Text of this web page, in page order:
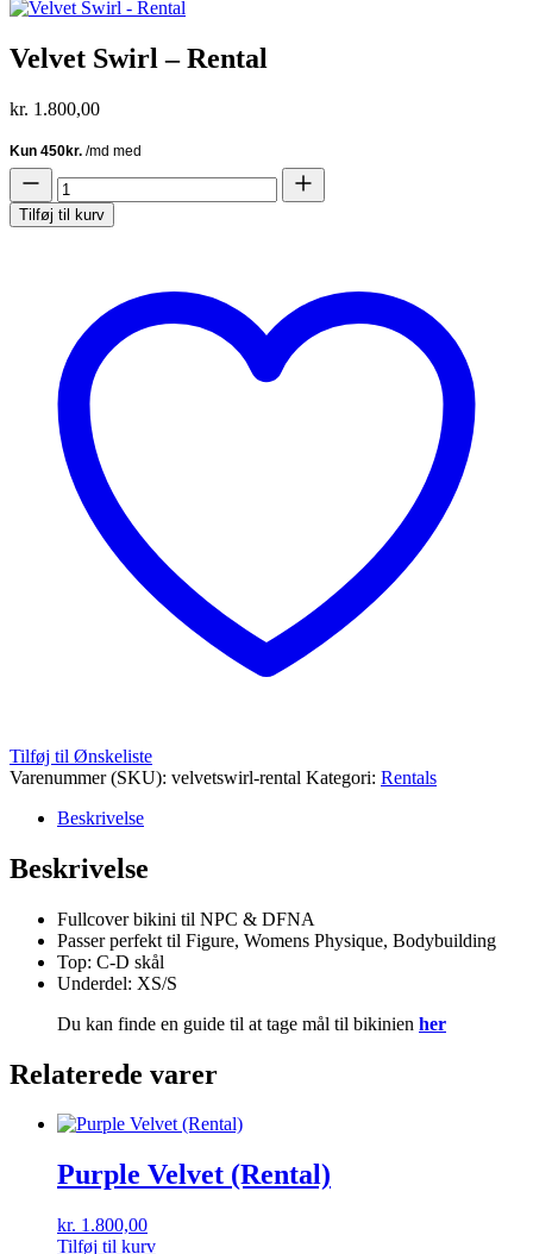
Velvet Swirl – Rental
kr. 1.800,00
Velvet
Swirl
-
Tilføj til kurv
Tilføj til Ønskeliste
Varenummer (SKU): velvetswirl-rental Kategori: Rentals
Beskrivelse
Beskrivelse
Fullcover bikini til NPC & DFNA
Passer perfekt til Figure, Womens Physique, Bodybuilding
Top: C-D skål
Underdel: XS/S
Du kan finde en guide til at tage mål til bikinien her
Relaterede varer
Purple Velvet (Rental)
kr. 1.800,00
Tilføj til kurv